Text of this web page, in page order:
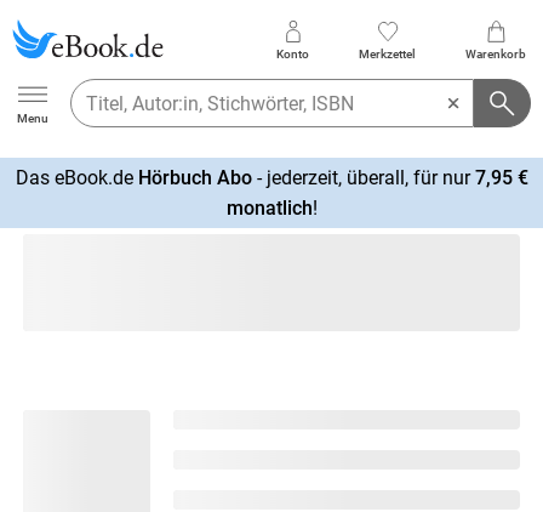
Ebook.de
Menu
Konto Merkzettel Warenkorb
Das eBook.de Hörbuch Abo- jederzeit, überall, für nur7,95 €
monatlich!